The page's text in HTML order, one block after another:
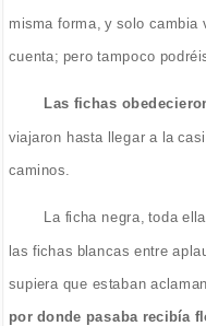
misma forma, y solo cambia
cuenta; pero tampoco
Las fichas
viajaron hasta llegar a la
caminos.
La ficha negra, toda
las fichas blancas entre
supiera que estaban
por donde pasaba recibía